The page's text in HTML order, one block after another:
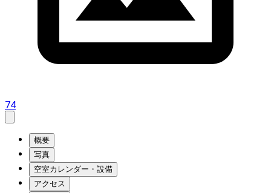
74
概要
写真
空室カレンダー・設備
アクセス